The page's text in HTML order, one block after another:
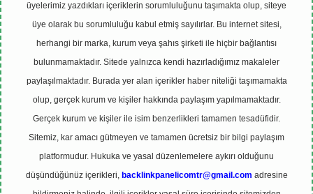
üyelerimiz yazdıkları içeriklerin sorumluluğunu taşımakta olup, siteye
üye olarak bu sorumluluğu kabul etmiş sayılırlar. Bu internet sitesi,
herhangi bir marka, kurum veya şahıs şirketi ile hiçbir bağlantısı
bulunmamaktadır. Sitede yalnızca kendi hazırladığımız makaleler
paylaşılmaktadır. Burada yer alan içerikler haber niteliği taşımamakta
olup, gerçek kurum ve kişiler hakkında paylaşım yapılmamaktadır.
Gerçek kurum ve kişiler ile isim benzerlikleri tamamen tesadüfidir.
Sitemiz, kar amacı gütmeyen ve tamamen ücretsiz bir bilgi paylaşım
platformudur. Hukuka ve yasal düzenlemelere aykırı olduğunu
düşündüğünüz içerikleri, backlinkpanelicomtr@gmail.com adresine